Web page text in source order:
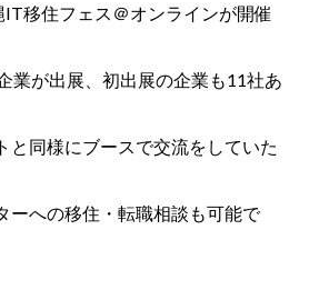
移住フェス＠オンラインが開催
業が出展、初出展の企業も11社あ
と同様にブースで交流をしていた
ーへの移住・転職相談も可能で